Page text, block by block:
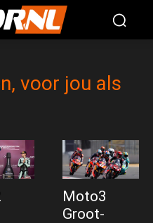
voor jou als
Moto3
Groot-